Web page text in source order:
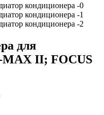
для
MAX II; FOCUS